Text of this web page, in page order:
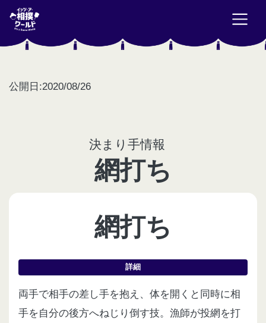
公開日:2020/08/26
決まり手情報
網打ち
網打ち
詳細
両手で相手の差し手を抱え、体を開くと同時に相
手を自分の後方へねじり倒す技。漁師が投網を打